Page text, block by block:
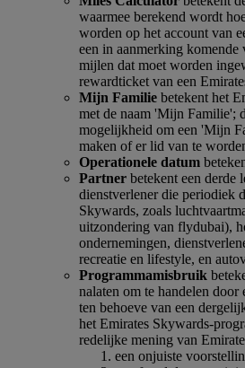
waarmee berekend wordt
worden op het account van
een in aanmerking
mijlen dat moet worden
rewardticket van een
Mijn Familie betekent het
met de naam 'Mijn Familie';
mogelijkheid om een 'Mijn
maken of er lid van te
Operationele datum
Partner betekent een derde
dienstverlener die periodiek
Skywards, zoals
uitzondering van flydubai),
ondernemingen,
recreatie en lifestyle, en
Programmamisbruik
nalaten om te handelen
ten behoeve van een
het Emirates Skywards-
redelijke mening van
een onjuiste